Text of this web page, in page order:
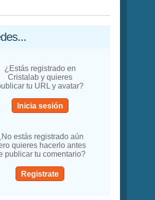
¿Estás registrado en
Cristalab y quieres
tu URL y avatar?
Inicia sesión
estás registrado aún
quieres hacerlo antes
publicar tu comentario?
Registrate